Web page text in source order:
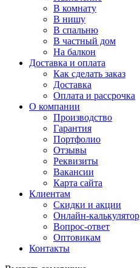
В комнату
В нишу
В спальню
В частный дом
На балкон
Доставка и оплата
Как сделать заказ
Доставка
Оплата и рассрочка
О компании
Производство
Гарантия
Портфолио
Отзывы
Реквизиты
Вакансии
Карта сайта
Клиентам
Скидки и акции
Онлайн-калькулятор
Вопрос-ответ
Оптовикам
Контакты